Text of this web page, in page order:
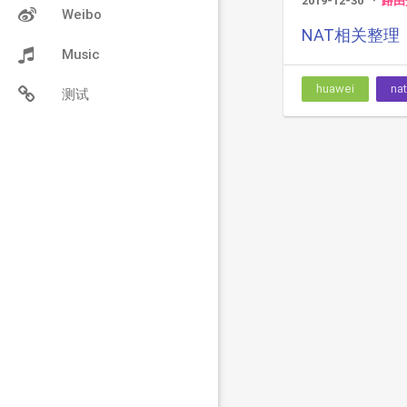
Weibo
Music
测试
NAT相关整理
huawei nat